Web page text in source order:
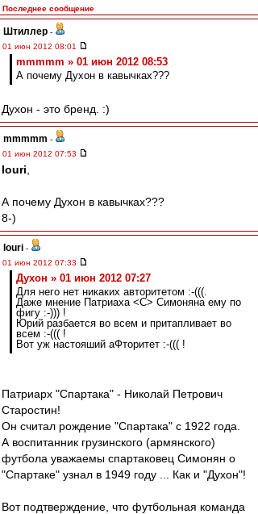
Последнее сообщение
Штиллер -
01 июн 2012 08:01
mmmmm » 01 июн 2012 08:53
А почему Духон в кавычках???
Духон - это бренд. :)
mmmmm -
01 июн 2012 07:53
Iouri
А почему Духон в кавычках???
8-)
Iouri -
01 июн 2012 07:33
Духон » 01 июн 2012 07:27
Для него нет никаких авторитетом :-(((.
Даже мнение Патриаха <C> Симоняна ему по
фигу :-))) !
Юрий разбается во всем и притапливает во
всем :-((( !
Вот уж настояший аФторитет :-((( !
Патриарх "Спартака" - Николай Петрович
Старостин!
Он считал рождение "Спартака" с 1922 года.
А воспитанник грузинского (армянского)
футбола уважаемы спартаковец Симонян о
"Спартаке" узнал в 1949 году ... Как и "Духон"!
Вот подтверждение, что футбольная команда